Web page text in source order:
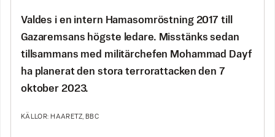
Valdes i en intern Hamasomröstning 2017 till
Gazaremsans högste ledare. Misstänks sedan
tillsammans med militärchefen Mohammad Dayf
ha planerat den stora terrorattacken den 7
oktober 2023.
KÄLLOR: HAARETZ, BBC